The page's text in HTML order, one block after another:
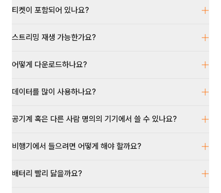
티켓이 포함되어 있나요?
스트리밍 재생 가능한가요?
어떻게 다운로드하나요?
데이터를 많이 사용하나요?
공기계 혹은 다른 사람 명의의 기기에서 쓸 수 있나요?
비행기에서 들으려면 어떻게 해야 할까요?
배터리 빨리 닳을까요?